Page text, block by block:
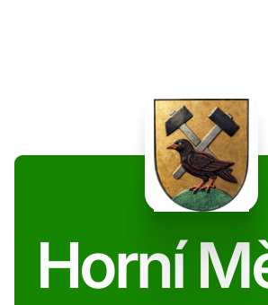
Horní